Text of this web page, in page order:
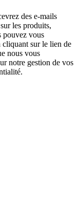
des e-mails
les produits,
pouvez vous
cliquant sur le lien de
nous vous
notre gestion de vos